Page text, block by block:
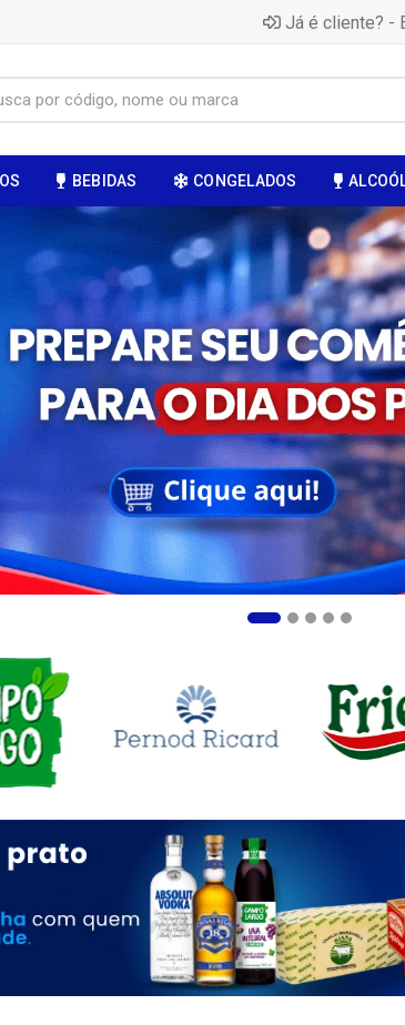
Já é cliente? -
BEBIDAS CONGELADOS